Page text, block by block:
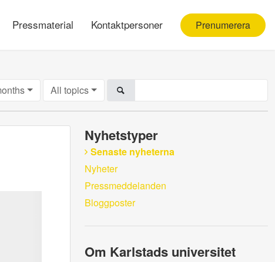
Pressmaterial Kontaktpersoner Prenumerera
All topics
Nyhetstyper
Senaste nyheterna
Nyheter
Pressmeddelanden
Bloggposter
Om Karlstads universitet